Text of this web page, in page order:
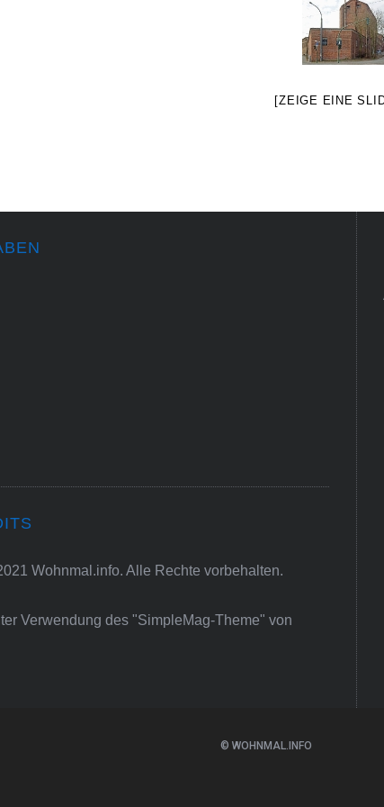
[ZEIGE EINE
Wohnmal.info. Alle Rechte vorbehalten.
Verwendung des "SimpleMag-Theme" von
© WOHNMAL.INFO